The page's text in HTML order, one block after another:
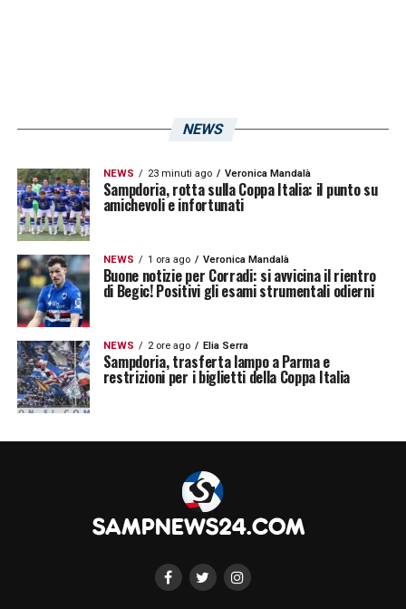
NEWS
NEWS 23 minuti ago Veronica Mandalà
Sampdoria, rotta sulla Coppa Italia: il punto su
amichevoli e infortunati
NEWS 1 ora ago Veronica Mandalà
Buone notizie per Corradi: si avvicina il rientro
di Begic! Positivi gli esami strumentali odierni
NEWS 2 ore ago Elia Serra
Sampdoria, trasferta lampo a Parma e
restrizioni per i biglietti della Coppa Italia